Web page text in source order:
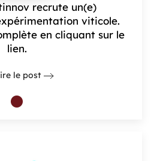
recrute un(e)
viticole.
en cliquant sur le
lien.
le post